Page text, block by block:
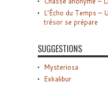
L’Écho du Temps –
trésor se prépare
SUGGESTIONS
Mysteriosa
Exkalibur